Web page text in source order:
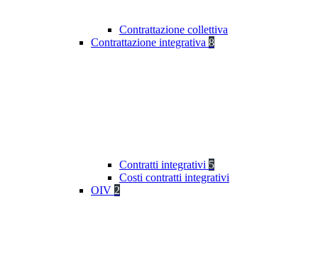
Contrattazione collettiva
Contrattazione integrativa 8
Contratti integrativi 5
Costi contratti integrativi
OIV 2